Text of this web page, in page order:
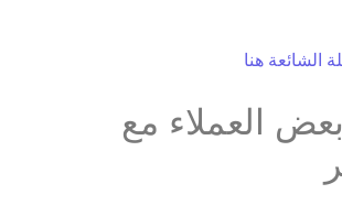
الشائعة هنا
العملاء مع